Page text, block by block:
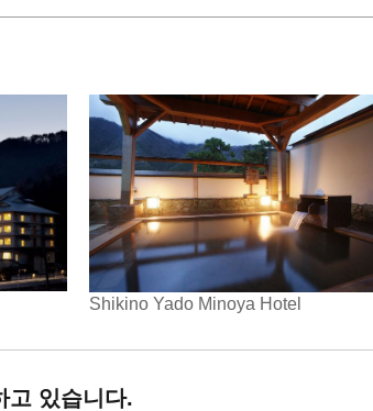
Shikino Yado Minoya Hotel
고 있습니다.